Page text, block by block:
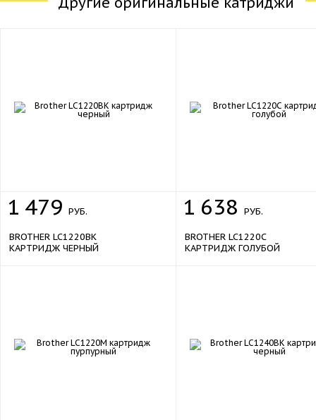
1 479 РУБ.
BROTHER LC1220BK
КАРТРИДЖ ЧЕРНЫЙ
1 638 РУБ.
BROTHER LC1220C
КАРТРИДЖ ГОЛУБОЙ